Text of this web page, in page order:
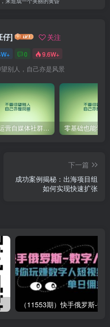
仔] 关注
0 9.6W+
别人，自己亦是风景
高效运营自媒体社群，让内容更有价值！
下一篇
成功案例揭秘：出海项目组
如何实现快速扩张